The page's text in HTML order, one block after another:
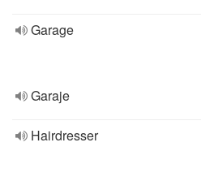
Garage
Garaje
Hairdresser